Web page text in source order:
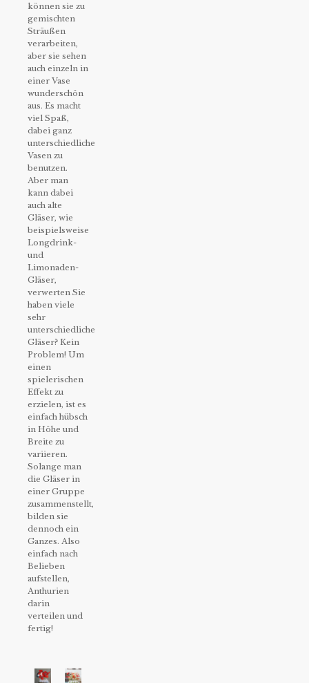
können sie zu
gemischten
Sträußen
verarbeiten,
aber sie sehen
auch einzeln in
einer Vase
wunderschön
aus. Es macht
viel Spaß,
dabei ganz
unterschiedliche
Vasen zu
benutzen.
Aber man
kann dabei
auch alte
Gläser, wie
beispielsweise
Longdrink-
und
Limonaden-
Gläser,
verwerten Sie
haben viele
sehr
unterschiedliche
Gläser? Kein
Problem! Um
einen
spielerischen
Effekt zu
erzielen, ist es
einfach hübsch
in Höhe und
Breite zu
variieren.
Solange man
die Gläser in
einer Gruppe
zusammenstellt,
bilden sie
dennoch ein
Ganzes. Also
einfach nach
Belieben
aufstellen,
Anthurien
darin
verteilen und
fertig!